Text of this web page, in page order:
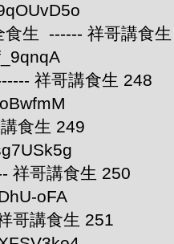
食生 ------ 祥哥講食
祥哥講食生 248
食生 249
祥哥講食生 250
oFA
哥講食生 251